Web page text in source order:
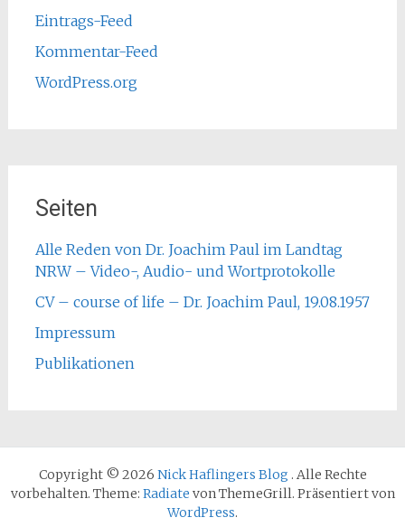
Eintrags-Feed
Kommentar-Feed
WordPress.org
Seiten
Alle Reden von Dr. Joachim Paul im Landtag
NRW – Video-, Audio- und Wortprotokolle
CV – course of life – Dr. Joachim Paul, 19.08.1957
Impressum
Publikationen
Copyright © 2026 Nick Haflingers Blog . Alle Rechte
vorbehalten. Theme: Radiate von ThemeGrill. Präsentiert von
WordPress.